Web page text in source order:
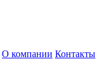
О компании Контакты